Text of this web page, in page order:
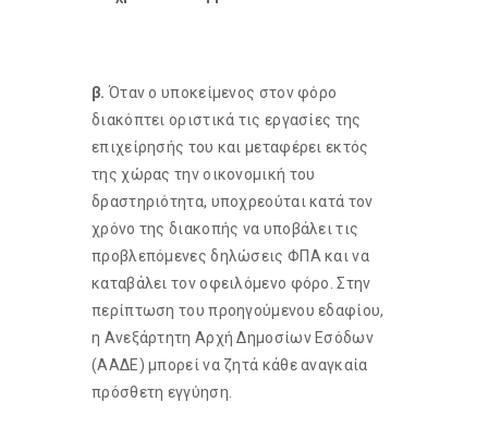
β. Όταν ο υποκείμενος στον φόρο
διακόπτει οριστικά τις εργασίες της
επιχείρησής του και μεταφέρει εκτός
της χώρας την οικονομική του
δραστηριότητα, υποχρεούται κατά τον
χρόνο της διακοπής να υποβάλει τις
προβλεπόμενες δηλώσεις ΦΠΑ και να
καταβάλει τον οφειλόμενο φόρο. Στην
περίπτωση του προηγούμενου εδαφίου,
η Ανεξάρτητη Αρχή Δημοσίων Εσόδων
(ΑΑΔΕ) μπορεί να ζητά κάθε αναγκαία
πρόσθετη εγγύηση.